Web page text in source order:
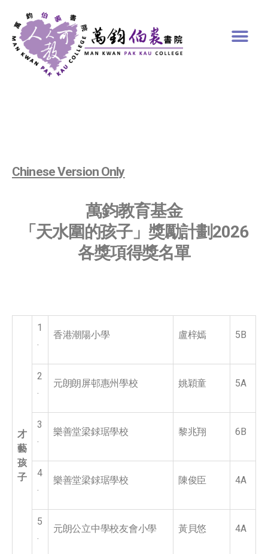
Chinese Version Only
萬鈞教育基金
「天水圍的孩子」獎勵計劃2026
各獎項得獎名單
才
藝
孩
子
1
.
香港潮陽小學 盧梓嫣 5B
2
.
元朗朗屏邨惠州學校 姚穎童 5A
3
.
樂善堂梁銶琚學校 黎兆翔 6B
4
.
樂善堂梁銶琚學校 陳俊臣 4A
5
.
元朗公立中學校友會小學 黃貝悠 4A